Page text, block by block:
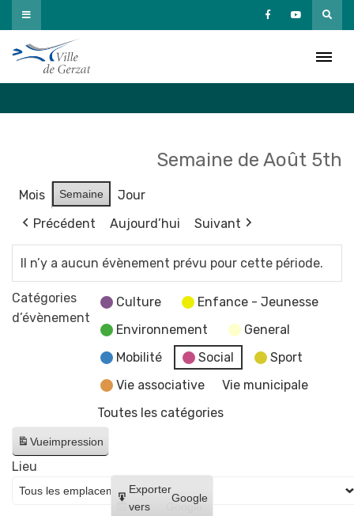
Passer
au
contenu
Semaine de Août 5th
Mois Semaine
Jour
Précédent
Aujourd’hui Suivant
Il n’y a aucun évènement prévu pour cette période.
Catégories
d’évènement
Culture
Enfance - Jeunesse
Environnement
General
Mobilité
Social
Sport
Vie associative
Vie municipale
Toutes les catégories
Vueimpression
Créer
un
Google
Exporter
vers
Google
Lieu